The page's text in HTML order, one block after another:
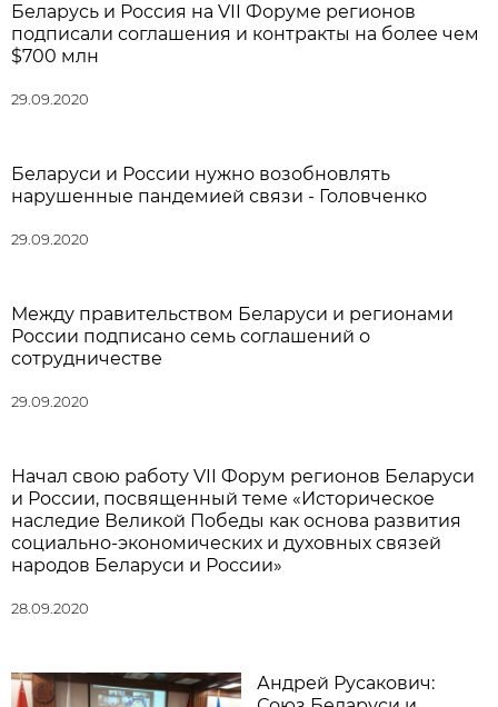
Беларусь и Россия на VII Форуме регионов
подписали соглашения и контракты на более чем
$700 млн
29.09.2020
Беларуси и России нужно возобновлять
нарушенные пандемией связи - Головченко
29.09.2020
Между правительством Беларуси и регионами
России подписано семь соглашений о
сотрудничестве
29.09.2020
Начал свою работу VII Форум регионов Беларуси
и России, посвященный теме «Историческое
наследие Великой Победы как основа развития
социально-экономических и духовных связей
народов Беларуси и России»
28.09.2020
Андрей Русакович: